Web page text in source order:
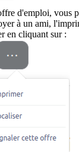
d'emploi, vous
à un ami,
en cliquant sur :